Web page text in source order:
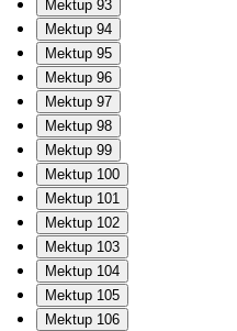
Mektup 93
Mektup 94
Mektup 95
Mektup 96
Mektup 97
Mektup 98
Mektup 99
Mektup 100
Mektup 101
Mektup 102
Mektup 103
Mektup 104
Mektup 105
Mektup 106